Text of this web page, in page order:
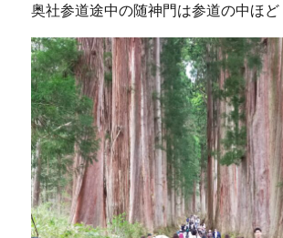
奥社参道途中の随神門は参道の中ほど